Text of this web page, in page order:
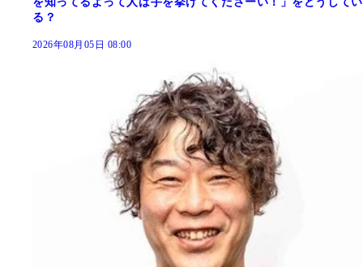
る？
2026年08月05日 08:00